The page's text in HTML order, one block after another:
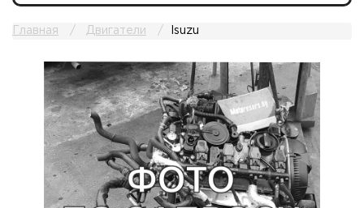
Главная Двигатели Isuzu